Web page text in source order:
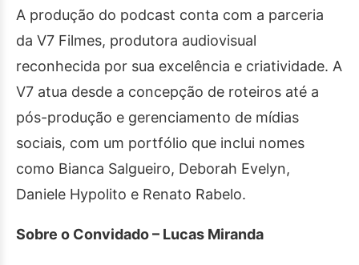
A produção do podcast conta com a parceria
da V7 Filmes, produtora audiovisual
reconhecida por sua excelência e criatividade. A
V7 atua desde a concepção de roteiros até a
pós-produção e gerenciamento de mídias
sociais, com um portfólio que inclui nomes
como Bianca Salgueiro, Deborah Evelyn,
Daniele Hypolito e Renato Rabelo.
Sobre o Convidado – Lucas Miranda